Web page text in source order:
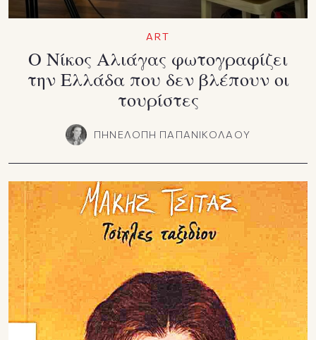
ART
Ο Νίκος Αλιάγας φωτογραφίζει
την Ελλάδα που δεν βλέπουν οι
τουρίστες
ΠΗΝΕΛΟΠΗ ΠΑΠΑΝΙΚΟΛΑΟΥ